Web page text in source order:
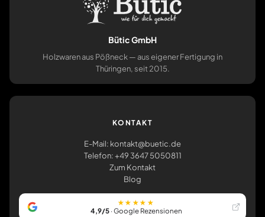
Bütic GmbH
Holzwaren aus Pößneck — aus eigener Fertigung in
Thüringen, seit 2015.
KONTAKT
E-Mail: kontakt@buetic.de
Telefon: +49 3647 5050811
Zum Kontakt
Blog
★★★★★
4,9/5· Google Rezensionen